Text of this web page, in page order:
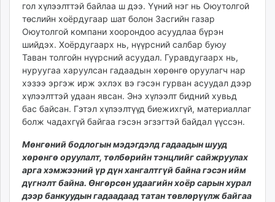
гол хүлээлттэй байлаа ш дээ. Үүний нэг нь Оюутолгой
төслийн хоёрдугаар шат болон Засгийн газар
Оюутолгой компани хоорондоо асуудлаа бүрэн
шийдэх. Хоёрдугаарх нь, нүүрсний салбар буюу
Таван толгойн нүүрсний асуудал. Гуравдугаарх нь,
нуруугаа харуулсан гадаадын хөрөнгө оруулагч нар
хэзээ эргэж ирж эхлэх вэ гэсэн гурван асуудал дээр
хүлээлттэй удаан явсан. Энэ хүлээлт бидний хувьд
бас байсан. Гэтэл хүлээлтүүд биежихгүй, материаллаг
болж чадахгүй байгаа гэсэн эгзэгтэй байдал үүссэн.
Мөнгөний бодлогын мэдэгдэлд гадаадын шууд
хөрөнгө оруулалт, төлбөрийн тэнцлийг сайжруулах
арга хэмжээний үр дүн хангалтгүй байна гэсэн ийм
дүгнэлт байна. Өнгөрсөн удаагийн хоёр сарын хурал
дээр банкуудын гадаадаад татан төвлөрүүлж байгаа